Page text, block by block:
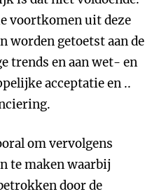
voortkomen uit deze
worden getoetst aan de
trends en aan wet- en
acceptatie en ..
om vervolgens
te maken waarbij
door de